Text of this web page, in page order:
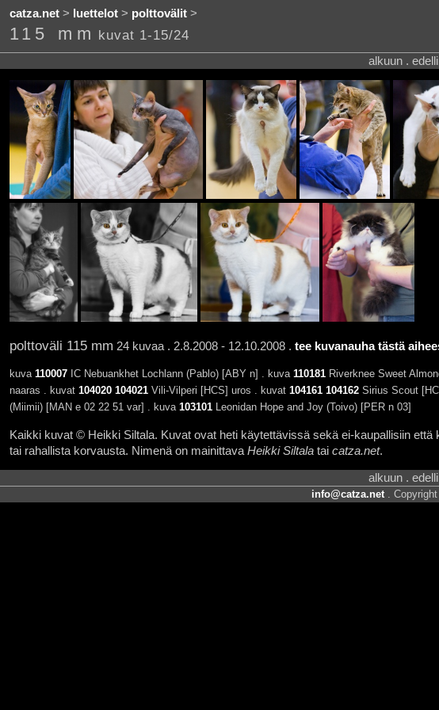
catza.net> luettelot> polttovälit>
115 mm kuvat 1-15/24
alkuun .
polttoväli 115 mm 24 kuvaa . 2.8.2008 - 12.10.2008 . tee kuvanauha tästä
kuva 110007IC Nebuankhet Lochlann (Pablo) [ABY n] . kuva 110181Riverknee Sweet
naaras . kuvat 104020 104021Vili-Vilperi [HCS] uros . kuvat 104161 104162Sirius Scout
(Miimii) [MAN e 02 22 51 var] . kuva 103101Leonidan Hope and Joy (Toivo) [PER n 03]
Kaikki kuvat © Heikki Siltala. Kuvat ovat heti käytettävissä sekä ei-kaupallisiin että
tai rahallista korvausta. Nimenä on mainittava Heikki Siltalatai catza.net.
alkuun .
info@catza.net. Copyright